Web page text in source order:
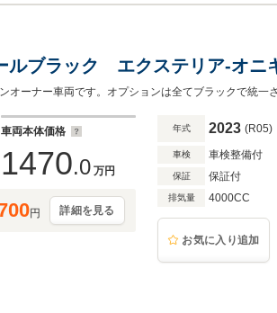
ルブラック エクステリア-オニ
オーナー車両です。オプションは全てブラックで統一
車両本体価格
1470.0 万円
円 詳細を見る
年式 2023 (R05)
車検 車検整備付
保証 保証付
排気量 4000CC
お気に入り追加